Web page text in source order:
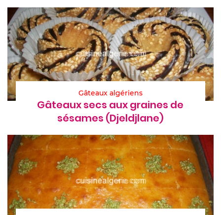
Gâteaux algériens
Gâteaux secs aux graines de
sésames (Djeldjlane)